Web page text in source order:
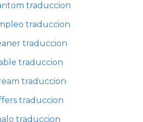
traduccion
traduccion
traduccion
traduccion
traduccion
traduccion
traduccion